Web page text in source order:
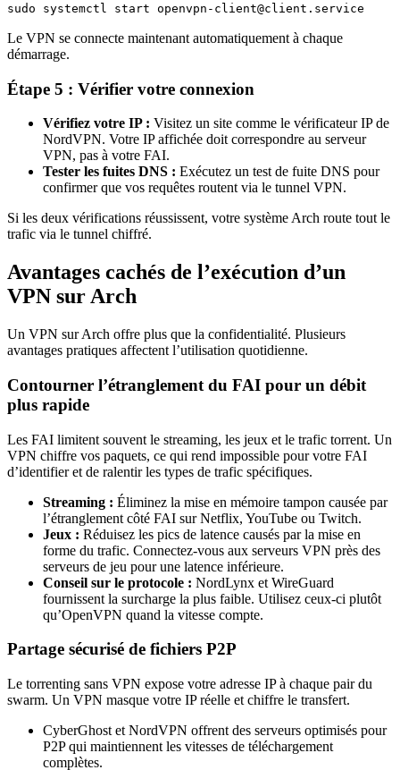
sudo systemctl start openvpn-client@client.service
Le VPN se connecte maintenant automatiquement à chaque
démarrage.
Étape 5 : Vérifier votre connexion
Vérifiez votre IP : Visitez un site comme le vérificateur IP de
NordVPN. Votre IP affichée doit correspondre au serveur
VPN, pas à votre FAI.
Tester les fuites DNS : Exécutez un test de fuite DNS pour
confirmer que vos requêtes routent via le tunnel VPN.
Si les deux vérifications réussissent, votre système Arch route tout le
trafic via le tunnel chiffré.
Avantages cachés de l’exécution d’un
VPN sur Arch
Un VPN sur Arch offre plus que la confidentialité. Plusieurs
avantages pratiques affectent l’utilisation quotidienne.
Contourner l’étranglement du FAI pour un débit
plus rapide
Les FAI limitent souvent le streaming, les jeux et le trafic torrent. Un
VPN chiffre vos paquets, ce qui rend impossible pour votre FAI
d’identifier et de ralentir les types de trafic spécifiques.
Streaming : Éliminez la mise en mémoire tampon causée par
l’étranglement côté FAI sur Netflix, YouTube ou Twitch.
Jeux : Réduisez les pics de latence causés par la mise en
forme du trafic. Connectez-vous aux serveurs VPN près des
serveurs de jeu pour une latence inférieure.
Conseil sur le protocole : NordLynx et WireGuard
fournissent la surcharge la plus faible. Utilisez ceux-ci plutôt
qu’OpenVPN quand la vitesse compte.
Partage sécurisé de fichiers P2P
Le torrenting sans VPN expose votre adresse IP à chaque pair du
swarm. Un VPN masque votre IP réelle et chiffre le transfert.
CyberGhost et NordVPN offrent des serveurs optimisés pour
P2P qui maintiennent les vitesses de téléchargement
complètes.